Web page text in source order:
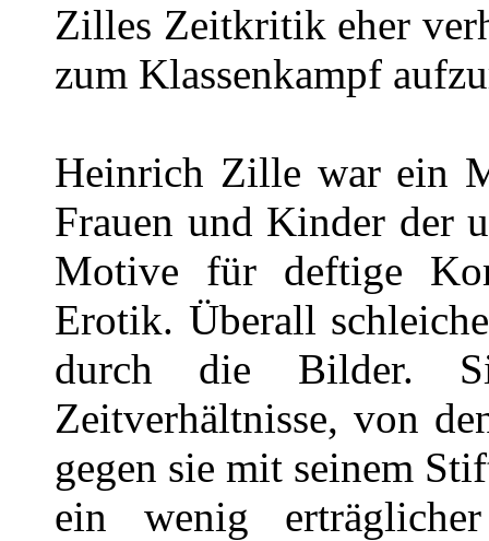
Zilles Zeitkritik eher
zum Klassenkampf
Heinrich Zille war ein
Frauen und Kinder der
Motive für deftige
Erotik. Überall
durch die Bilder.
Zeitverhältnisse, von
gegen sie mit seinem
ein wenig